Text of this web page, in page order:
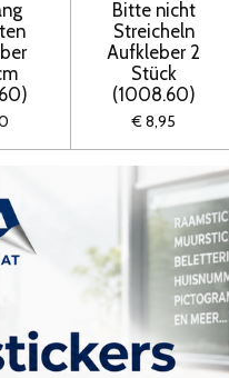
Bitte nicht
Streicheln
Aufkleber 2
Stück
(1008.60)
€ 8,95